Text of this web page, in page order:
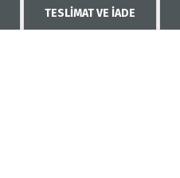
TESLİMAT VE İADE